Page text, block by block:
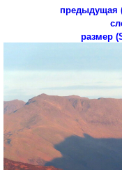
предыдущая
размер